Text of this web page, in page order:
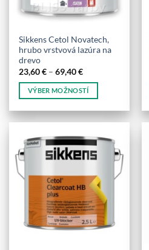
Sikkens Cetol Novatech,
hrubo vrstvová lazúra na
drevo
23,60€ – 69,40€Price
23,60 €
through
69,40 €
VÝBER MOŽNOSTÍ
produkt
viacero
variantov.
si
stránke